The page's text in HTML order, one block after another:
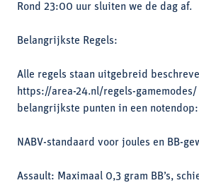
Rond 23:00 uur sluiten we de dag af.
Belangrijkste Regels:
Alle regels staan uitgebreid
https://area-24.nl/regels-
belangrijkste punten in een notendop:
NABV-standaard voor joules en BB-
Assault: Maximaal 0,3 gram BB’s,